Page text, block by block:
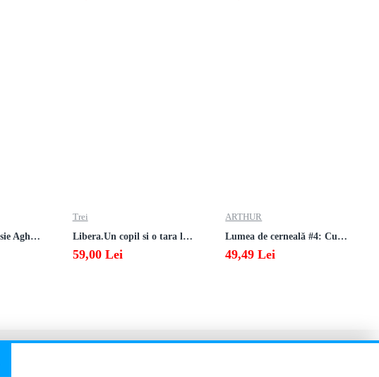
Sfantul Cuvios Paisie Aghioritul
Trei
Libera.Un copil si o tara la sfarsitul istoriei.Lea Ypi
59,00 Lei
ARTHUR
Lumea de cerneală #4: Culoarea răzbunării
49,49 Lei